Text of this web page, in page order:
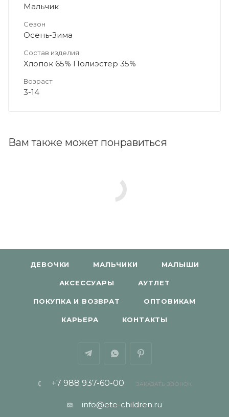
Мальчик
Сезон
Осень-Зима
Состав изделия
Хлопок 65% Полиэстер 35%
Возраст
3-14
Вам также может понравиться
ДЕВОЧКИ МАЛЬЧИКИ МАЛЫШИ
АКСЕССУАРЫ АУТЛЕТ
ПОКУПКА И ВОЗВРАТ ОПТОВИКАМ
КАРЬЕРА КОНТАКТЫ
+7 988 937-60-00 ЗАКАЗАТЬ ЗВОНОК
info@ete-children.ru